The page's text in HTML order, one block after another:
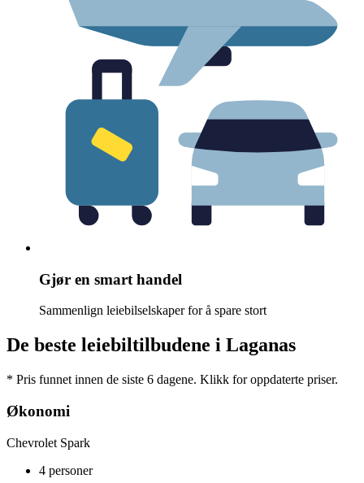
Gjør en smart handel
Sammenlign leiebilselskaper for å spare stort
De beste leiebiltilbudene i Laganas
* Pris funnet innen de siste 6 dagene. Klikk for oppdaterte priser.
Økonomi
Chevrolet Spark
4 personer